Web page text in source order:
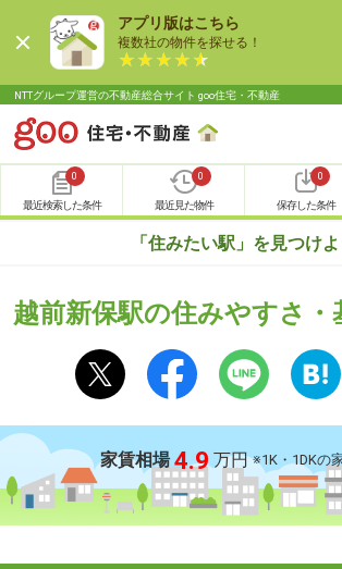
アプリ版はこちら
複数社の物件を探せる！
NTTグループ運営の不動産総合サイト goo住宅・不動産
0
最近検索した条件
0
最近見た物件
0
保存した条件
「住みたい駅」を見つけよ
越前新保駅の住みやすさ・
家賃相場 4.9 万円 ※1K・1DKの